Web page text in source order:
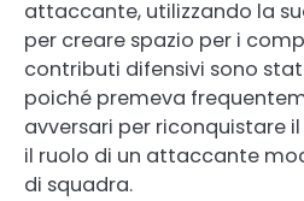
attaccante, utilizzando la
per creare spazio per i
contributi difensivi sono
poiché premeva
avversari per riconquistare
il ruolo di un attaccante
di squadra.